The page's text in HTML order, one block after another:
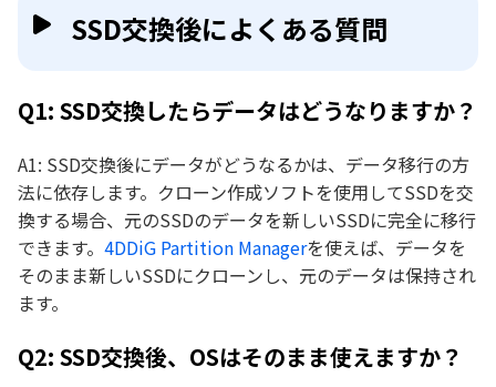
SSD交換後によくある質問
Q1: SSD交換したらデータはどうなりますか？
A1: SSD交換後にデータがどうなるかは、データ移行の方
法に依存します。クローン作成ソフトを使用してSSDを交
換する場合、元のSSDのデータを新しいSSDに完全に移行
できます。 4DDiG Partition Managerを使えば、データを
そのまま新しいSSDにクローンし、元のデータは保持され
ます。
Q2: SSD交換後、OSはそのまま使えますか？